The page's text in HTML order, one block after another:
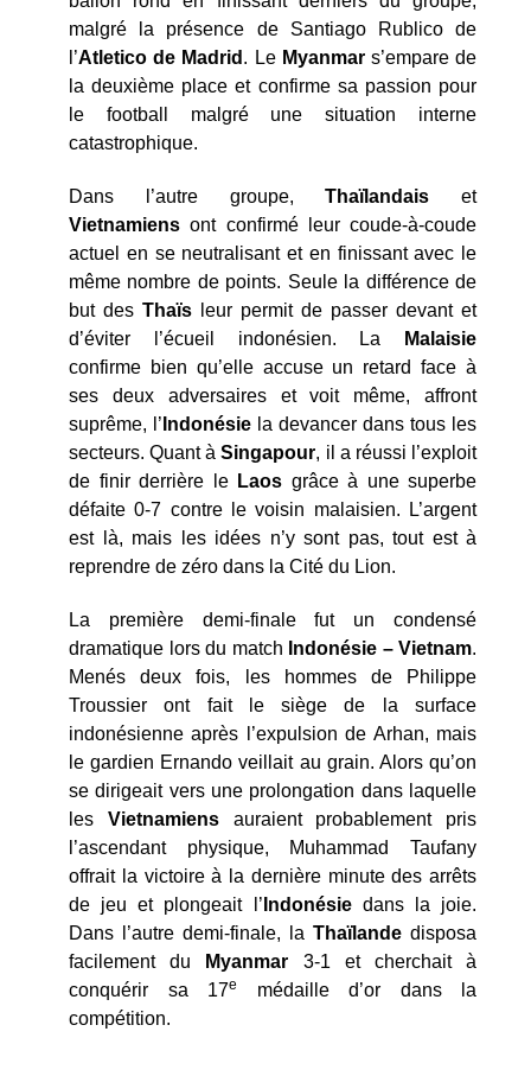
malgré la présence de Santiago Rublico de
l’Atletico de Madrid . Le Myanmars’empare de
la deuxième place et confirme sa passion pour
le football malgré une situation interne
catastrophique.
Dans l’autre groupe,Thaïlandais et
Vietnamiens ont confirmé leur coude-à-coude
actuel en se neutralisant et en finissant avec le
même nombre de points. Seule la différence de
but des Thaïs leur permit de passer devant et
d’éviter l’écueil indonésien. La
Malaisie
confirme bien qu’elle accuse un retard face à
ses deux adversaires et voit même, affront
suprême, l’ Indonésie la devancer dans tous les
secteurs. Quant àSingapour, il a réussi l’exploit
de finir derrière le Laos grâce à une superbe
défaite 0-7 contre le voisin malaisien. L’argent
est là, mais les idées n’y sont pas, tout est à
reprendre de zéro dans la Cité du Lion.
La première demi-finale fut un condensé
dramatique lors du match Indonésie – Vietnam.
Menés deux fois, les hommes de Philippe
Troussier ont fait le siège de la surface
indonésienne après l’expulsion de Arhan, mais
le gardien Ernando veillait au grain. Alors qu’on
se dirigeait vers une prolongation dans laquelle
les Vietnamiensauraient probablement pris
l’ascendant physique, Muhammad Taufany
offrait la victoire à la dernière minute des arrêts
de jeu et plongeait l’ Indonésiedans la joie.
Dans l’autre demi-finale, la Thaïlande disposa
facilement du
Myanmar 3-1 et cherchait à
conquérir sa 17e
médaille d’or dans la
compétition.